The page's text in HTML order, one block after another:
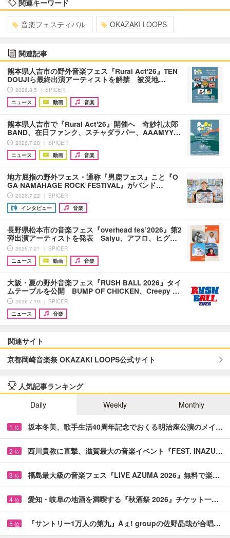
関連キーワード
音楽フェスティバル OKAZAKI LOOPS
関連記事
熊本県人吉市の野外音楽フェス『Rural Act'26』TEN
DOUJIら最終出演アーティストを解禁 被災地…
2026.8.5 ｜ SPICER
ニュース
動画 音楽
熊本県人吉市で『Rural Act'26』開催へ 奇妙礼太郎
BAND、在日ファンク、スチャダラパー、AAAMYY…
2026.7.28 ｜ SPICER
ニュース
動画 音楽
地方屈指の野外フェス・通称『男鹿フェス』こと『O
GA NAMAHAGE ROCK FESTIVAL』がバンド…
2026.7.22 ｜ SPICER
インタビュー
音楽
長野県松本市の音楽フェス『overhead fes’2026』第2
弾出演アーティストを発表 Salyu、アフロ、ヒグ…
2026.7.21 ｜ SPICER
ニュース
動画 音楽
大阪・夏の野外音楽フェス『RUSH BALL 2026』タイ
ムテーブルを公開 BUMP OF CHICKEN、Creepy …
2026.7.19 ｜ SPICER
ニュース
音楽
関連サイト
京都岡崎音楽祭 OKAZAKI LOOPS公式サイト
人気記事ランキング
Daily
Weekly Monthly
1 位 坂本冬美、歌手生活40周年記念でおくる明治座公演のメイ…
2 位 西川貴教に直撃、滋賀最大の音楽イベント『FEST. INAZU…
3 位 福島最大級の音楽フェス『LIVE AZUMA 2026』無料で楽…
4 位 愛知・岐阜の地酒を満喫する『秋酒祭 2026』チケット一…
5 位 『サントリー1万人の第九』Aぇ! groupの佐野晶哉が合唱…